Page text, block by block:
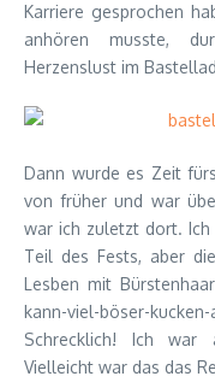
Karriere gesprochen
anhören musste,
Herzenslust im
Dann wurde es Zeit
von früher und war
war ich zuletzt dort.
Teil des Fests, aber
Lesben mit
kann-viel-böser-
Schrecklich! Ich war
Vielleicht war das das